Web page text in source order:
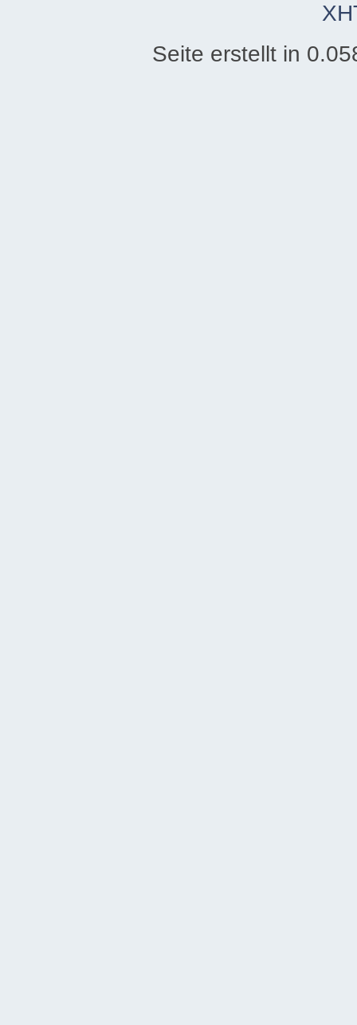
Seite erstellt in